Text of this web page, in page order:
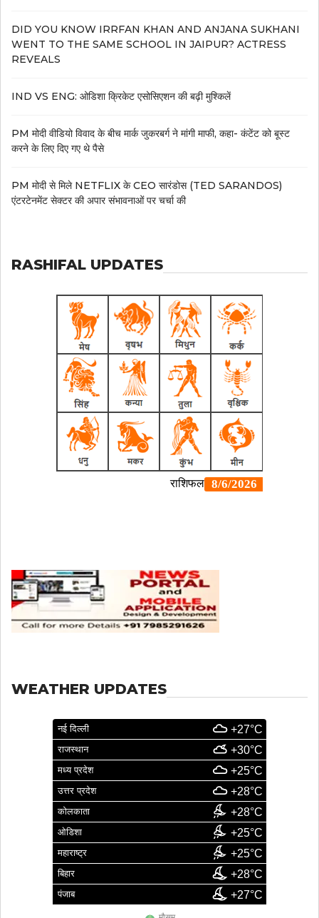
DID YOU KNOW IRRFAN KHAN AND ANJANA SUKHANI
WENT TO THE SAME SCHOOL IN JAIPUR? ACTRESS
REVEALS
IND VS ENG: ओडिशा क्रिकेट एसोसिएशन की बढ़ी मुश्किलें
PM मोदी वीडियो विवाद के बीच मार्क जुकरबर्ग ने मांगी माफी, कहा- कंटेंट को बूस्ट
करने के लिए दिए गए थे पैसे
PM मोदी से मिले NETFLIX के CEO सारंडोस (TED SARANDOS)
एंटरटेनमेंट सेक्टर की अपार संभावनाओं पर चर्चा की
RASHIFAL UPDATES
WEATHER UPDATES
नई दिल्ली +27°C
राजस्थान +30°C
मध्य प्रदेश +25°C
उत्तर प्रदेश +28°C
कोलकाता +28°C
ओडिशा +25°C
महाराष्ट्र +25°C
बिहार +28°C
पंजाब +27°C